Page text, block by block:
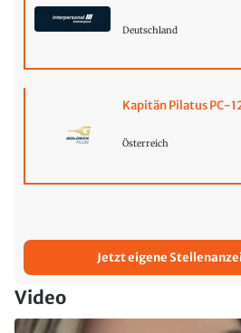
Deutschland
Kapitän Pilatus PC-
Österreich
Jetzt eigene
Video